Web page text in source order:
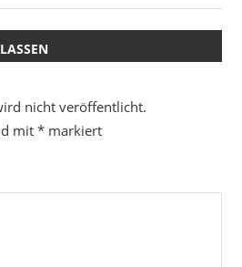
nicht veröffentlicht.
mit *markiert